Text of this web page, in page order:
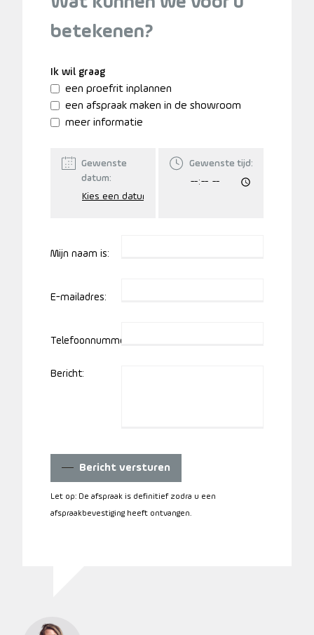
betekenen?
Ik wil graag
een proefrit inplannen
een afspraak maken in de showroom
meer informatie
Gewenste
datum:
Gewenste tijd:
Mijn naam is:
E-mailadres:
Telefoonnummer:
Bericht:
Bericht versturen
Let op: De afspraak is definitief zodra u een
afspraakbevestiging heeft ontvangen.